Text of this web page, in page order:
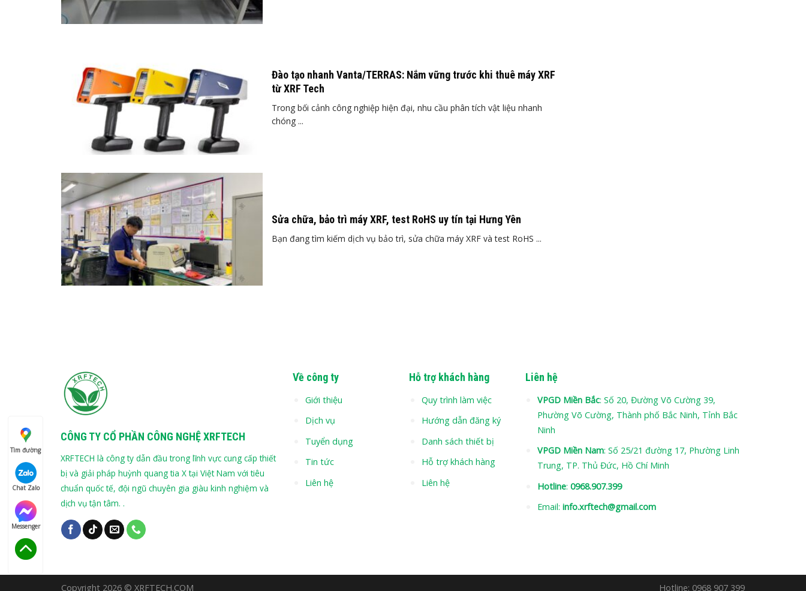
Đào tạo nhanh Vanta/TERRAS: Nắm vững trước khi thuê máy XRF
từ XRF Tech
Trong bối cảnh công nghiệp hiện đại, nhu cầu phân tích vật liệu nhanh
chóng ...
Sửa chữa, bảo trì máy XRF, test RoHS uy tín tại Hưng Yên
Bạn đang tìm kiếm dịch vụ bảo trì, sửa chữa máy XRF và test RoHS ...
CÔNG TY CỔ PHẦN CÔNG NGHỆ XRFTECH
XRFTECH là công ty dẫn đầu trong lĩnh vực cung cấp thiết
bị và giải pháp huỳnh quang tia X tại Việt Nam với tiêu
chuẩn quốc tế, đội ngũ chuyên gia giàu kinh nghiệm và
dịch vụ tận tâm. .
Về công ty
Giới thiệu
Dịch vụ
Tuyển dụng
Tin tức
Liên hệ
Hỗ trợ khách hàng
Quy trình làm việc
Hướng dẫn đăng ký
Danh sách thiết bị
Hỗ trợ khách hàng
Liên hệ
Liên hệ
VPGD Miền Bắc: Số 20, Đường Võ Cường 39,
Phường Võ Cường, Thành phố Bắc Ninh, Tỉnh Bắc
Ninh
VPGD Miền Nam: Số 25/21 đường 17, Phường Linh
Trung, TP. Thủ Đức, Hồ Chí Minh
Hotline:0968.907.399
Email:info.xrftech@gmail.com
Hotline: 0968 907 399
Copyright 2026 © XRFTECH.COM
Tìm đường
Chat Zalo
Messenger